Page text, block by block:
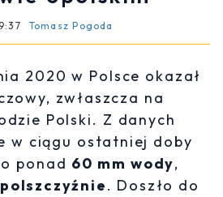
Tomasz Pogoda
2020 w Polsce okazał
zwłaszcza na
Polski. Z danych
w ciągu ostatniej doby
ponad 60 mm wody,
. Doszło do